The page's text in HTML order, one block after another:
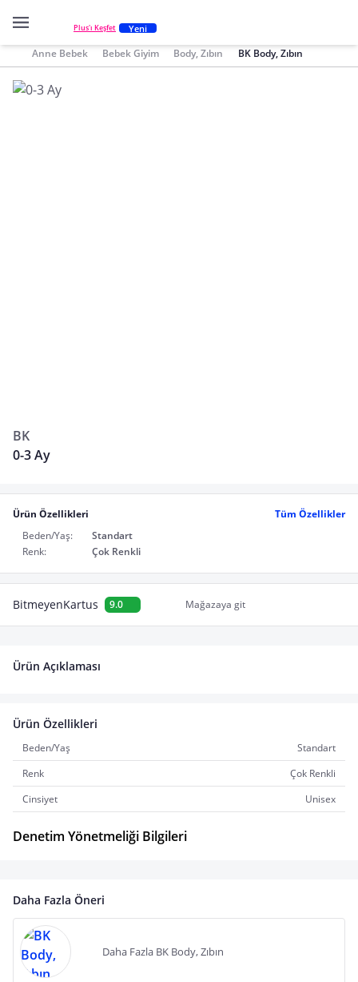
Plus'ı Keşfet Yeni
Anne Bebek Bebek Giyim Body, Zıbın BK Body, Zıbın
BK
0-3 Ay
Ürün Özellikleri
Tüm Özellikler
Beden/Yaş:
Standart
Renk:
Çok Renkli
BitmeyenKartus 9.0 Mağazaya git
Ürün Açıklaması
Ürün Özellikleri
Beden/Yaş
Standart
Renk
Çok Renkli
Cinsiyet
Unisex
Denetim Yönetmeliği Bilgileri
Daha Fazla Öneri
Daha Fazla BK Body, Zıbın